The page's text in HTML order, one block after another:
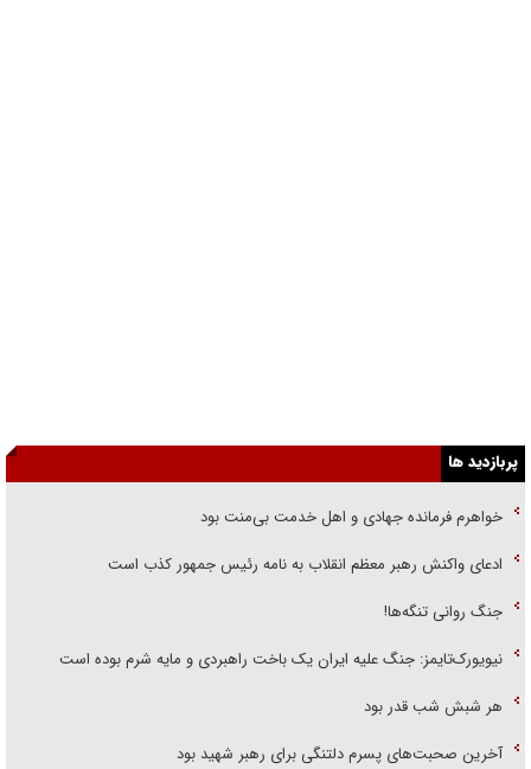
پربازدید ها
خواهرم فرمانده جهادی و اهل خدمت بی‌منت بود
ادعای واکنش رهبر معظم انقلاب به نامه رئیس جمهور کذب است
جنگ روانی تنگه‌ها!
نیویورک‌تایمز: جنگ علیه ایران یک باخت راهبردی و مایه شرم بوده است
هر شبش شب قدر بود
آخرین صحبت‌های پسرم دلتنگی برای رهبر شهید بود